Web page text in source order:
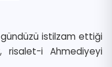
gündüzü istilzam ettiği
risalet-i Ahmediyeyi